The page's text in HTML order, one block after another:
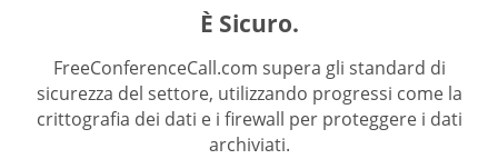
È Sicuro.
FreeConferenceCall.com supera gli standard di
sicurezza del settore, utilizzando progressi come la
crittografia dei dati e i firewall per proteggere i dati
archiviati.